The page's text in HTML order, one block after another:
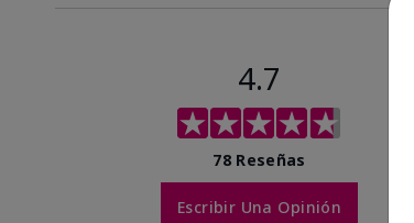
4.7
78 Reseñas
Escribir Una Opinión